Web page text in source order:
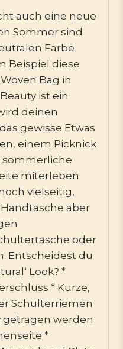
auch eine neue
Sommer sind
Farbe
Beispiel diese
Bag in
ist ein
deinen
gewisse Etwas
einem Picknick
sommerliche
miterleben.
vielseitig,
aber
oder
Entscheidest du
Look? *
* Kurze,
Schulterriemen
getragen werden
*